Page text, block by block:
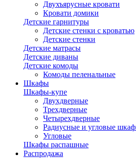
Двухъярусные кровати
Кровати домики
Детские гарнитуры
Детские стенки с кроватью
Детские стенки
Детские матрасы
Детские диваны
Детские комоды
Комоды пеленальные
Шкафы
Шкафы-купе
Двухдверные
Трехдверные
Четырехдверные
Радиусные и угловые
Угловые
Шкафы распашные
Распродажа